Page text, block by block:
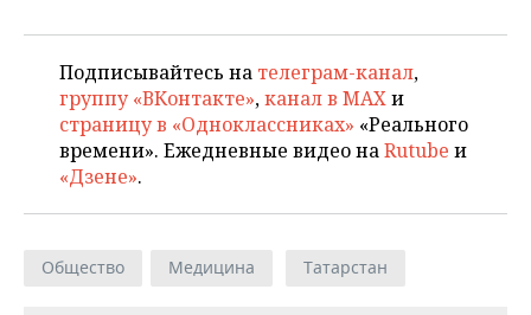
Подписывайтесь на телеграм-канал,
группу «ВКонтакте»,канал в MAXи
страницу в «Одноклассниках» «Реального
времени». Ежедневные видео наRutube и
«Дзене».
Общество Медицина Татарстан